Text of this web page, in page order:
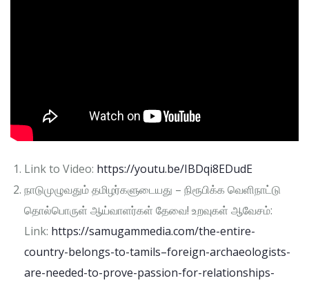
Link to Video: https://youtu.be/IBDqi8EDudE
நாடுமுழுவதும் தமிழர்களுடையது – நிரூபிக்க வெளிநாட்டு
தொல்பொருள் ஆய்வாளர்கள் தேவை! உறவுகள் ஆவேசம்:
Link: https://samugammedia.com/the-entire-
country-belongs-to-tamils–foreign-archaeologists-
are-needed-to-prove-passion-for-relationships-